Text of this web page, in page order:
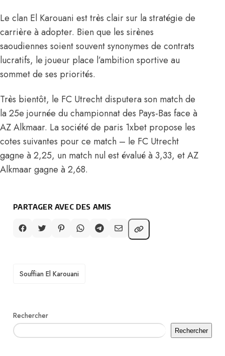
Le clan El Karouani est très clair sur la stratégie de
carrière à adopter. Bien que les sirènes
saoudiennes soient souvent synonymes de contrats
lucratifs, le joueur place l’ambition sportive au
sommet de ses priorités.
Très bientôt, le FC Utrecht disputera son match de
la 25e journée du championnat des Pays-Bas face à
AZ Alkmaar. La société de paris 1xbet propose les
cotes suivantes pour ce match – le FC Utrecht
gagne à 2,25, un match nul est évalué à 3,33, et AZ
Alkmaar gagne à 2,68.
PARTAGER AVEC DES AMIS
TAGS
Souffian El Karouani
Rechercher
Rechercher